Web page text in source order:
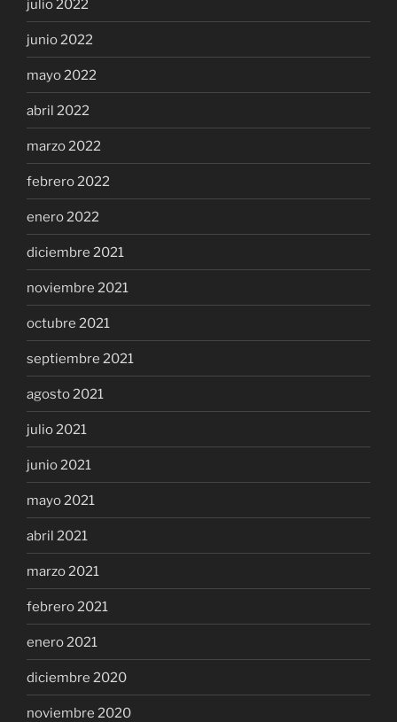
julio 2022
junio 2022
mayo 2022
abril 2022
marzo 2022
febrero 2022
enero 2022
diciembre 2021
noviembre 2021
octubre 2021
septiembre 2021
agosto 2021
julio 2021
junio 2021
mayo 2021
abril 2021
marzo 2021
febrero 2021
enero 2021
diciembre 2020
noviembre 2020